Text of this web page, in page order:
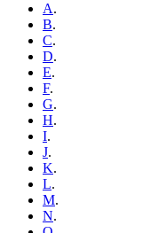
A.
B.
C.
D.
E.
F.
G.
H.
I.
J.
K.
L.
M.
N.